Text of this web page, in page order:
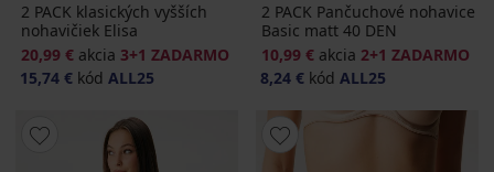
2 PACK klasických vyšších
nohavičiek Elisa
20,99 € akcia 3+1 ZADARMO
15,74 € kód ALL25
2 PACK Pančuchové nohavice
Basic matt 40 DEN
10,99 € akcia 2+1 ZADARMO
8,24 € kód ALL25